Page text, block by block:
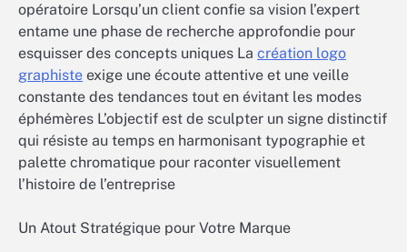
opératoire Lorsqu’un client confie sa vision l’expert
entame une phase de recherche approfondie pour
esquisser des concepts uniques La création logo
graphiste exige une écoute attentive et une veille
constante des tendances tout en évitant les modes
éphémères L’objectif est de sculpter un signe distinctif
qui résiste au temps en harmonisant typographie et
palette chromatique pour raconter visuellement
l’histoire de l’entreprise
Un Atout Stratégique pour Votre Marque